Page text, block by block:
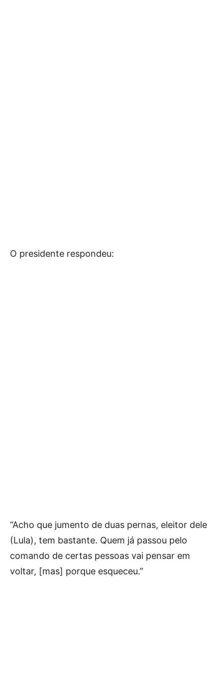
O presidente respondeu:
“Acho que jumento de duas pernas, eleitor dele
(Lula), tem bastante. Quem já passou pelo
comando de certas pessoas vai pensar em
voltar, [mas] porque esqueceu.”